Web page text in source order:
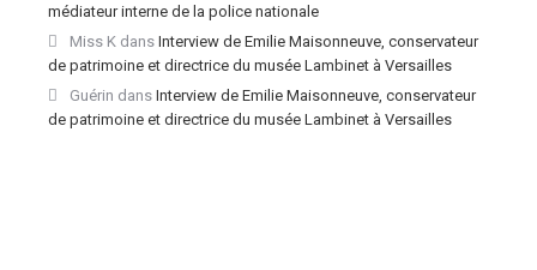
médiateur interne de la police nationale
Miss K dans Interview de Emilie Maisonneuve, conservateur
de patrimoine et directrice du musée Lambinet à Versailles
Guérin dans Interview de Emilie Maisonneuve, conservateur
de patrimoine et directrice du musée Lambinet à Versailles